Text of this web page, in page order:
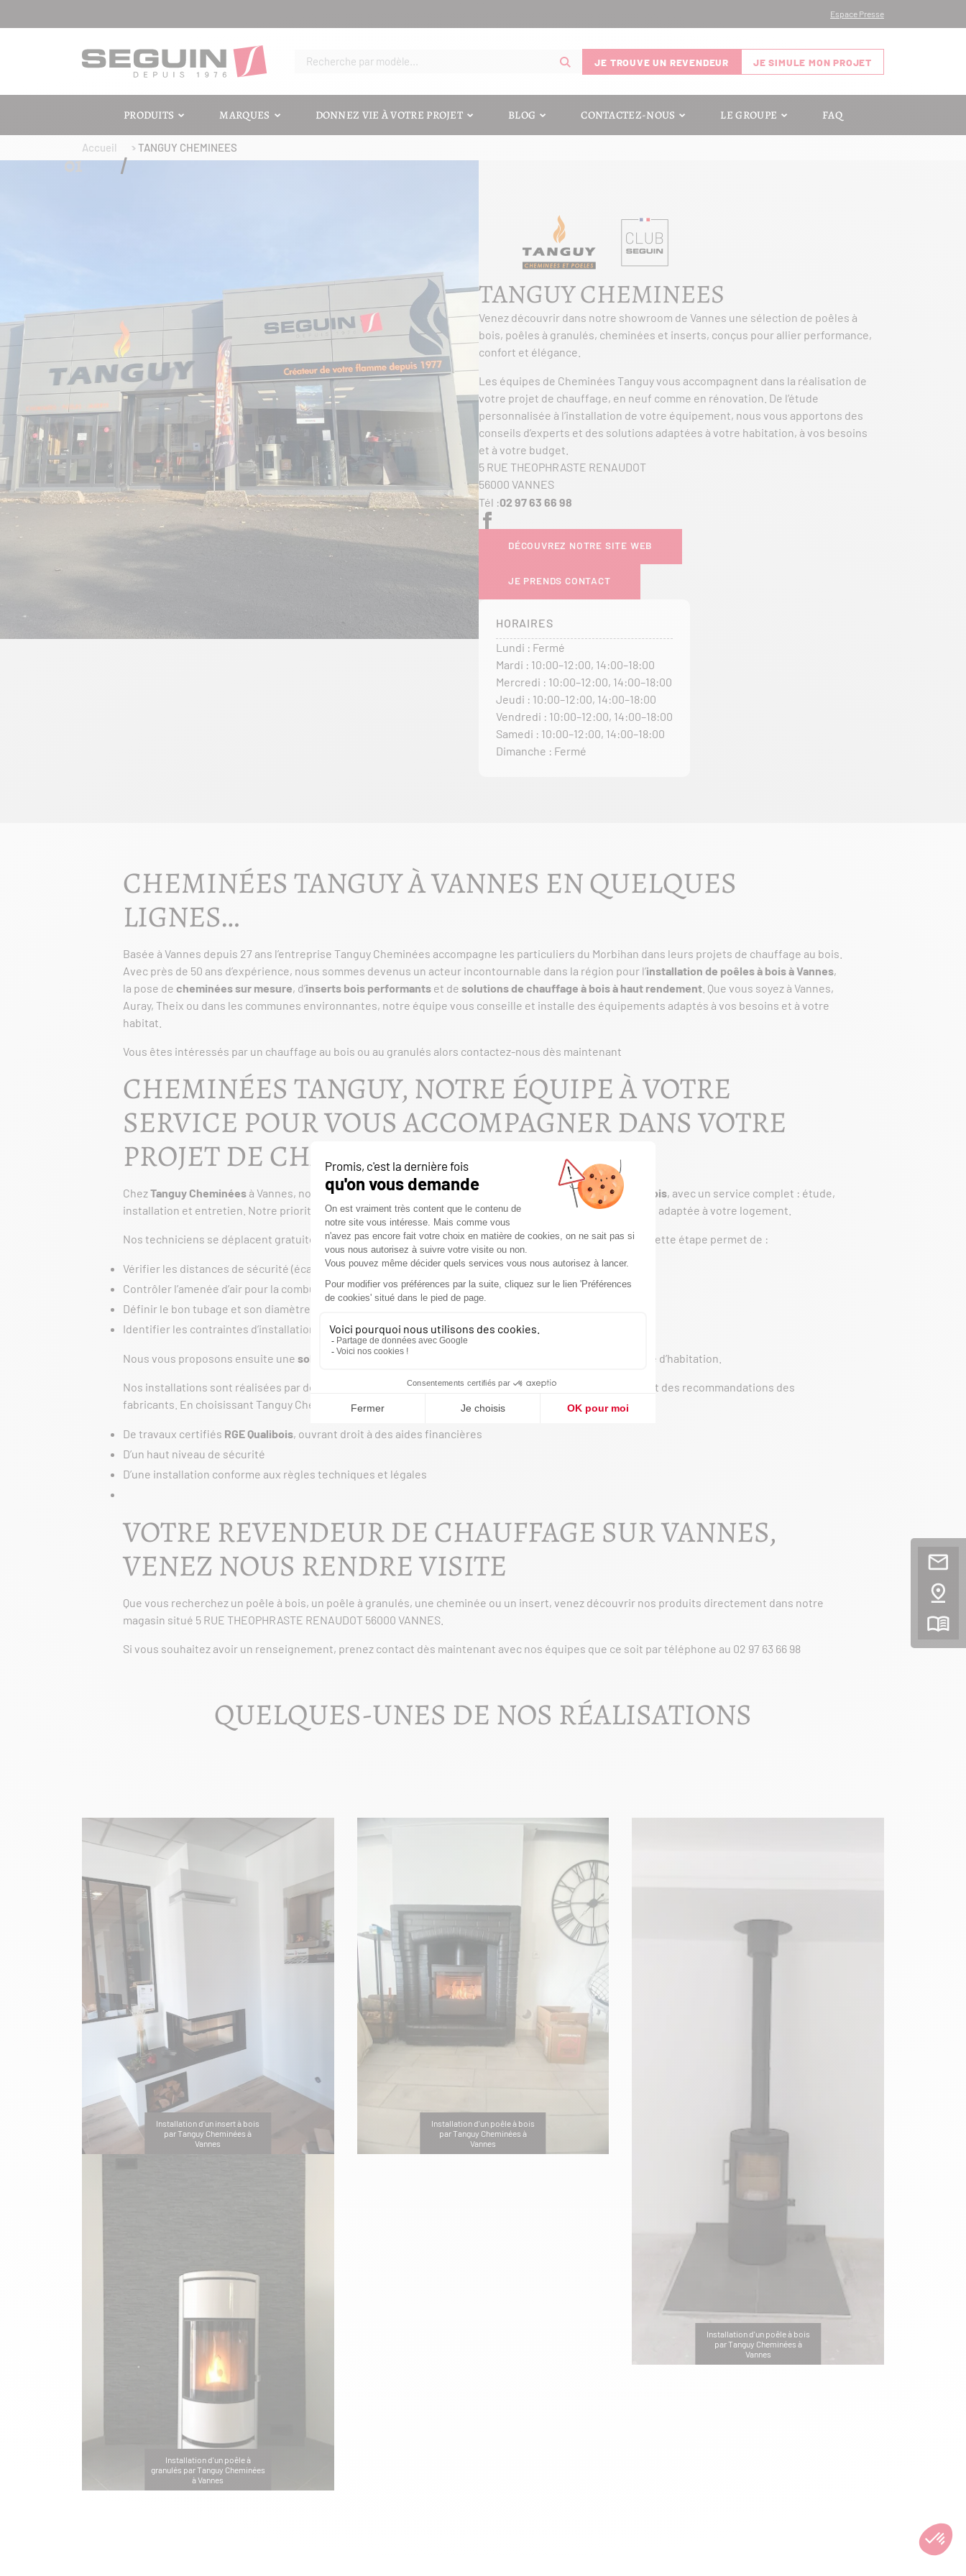
Espace Presse
JE TROUVE UN REVENDEUR JE SIMULE MON PROJET
PRODUITS MARQUES DONNEZ VIE À VOTRE PROJET BLOG CONTACTEZ-NOUS LE GROUPE FAQ
Accueil TANGUY CHEMINEES
TANGUY CHEMINEES
Venez découvrir dans notre showroom de Vannes une sélection de poêles à
bois, poêles à granulés, cheminées et inserts, conçus pour allier performance,
confort et élégance.
Les équipes de Cheminées Tanguy vous accompagnent dans la réalisation de
votre projet de chauffage, en neuf comme en rénovation. De l’étude
personnalisée à l’installation de votre équipement, nous vous apportons des
conseils d’experts et des solutions adaptées à votre habitation, à vos besoins
et à votre budget.
5 RUE THEOPHRASTE RENAUDOT
56000 VANNES
Tél :02 97 63 66 98
DÉCOUVREZ NOTRE SITE WEB
JE PRENDS CONTACT
HORAIRES
Lundi : Fermé
Mardi : 10:00–12:00, 14:00–18:00
Mercredi : 10:00–12:00, 14:00–18:00
Jeudi : 10:00–12:00, 14:00–18:00
Vendredi : 10:00–12:00, 14:00–18:00
Samedi : 10:00–12:00, 14:00–18:00
Dimanche : Fermé
CHEMINÉES TANGUY À VANNES EN QUELQUES
LIGNES…
Basée à Vannes depuis 27 ans l’entreprise Tanguy Cheminées accompagne les particuliers du Morbihan dans leurs projets de chauffage au bois.
Avec près de 50 ans d’expérience, nous sommes devenus un acteur incontournable dans la région pour l’installation de poêles à bois à Vannes,
la pose de cheminées sur mesure, d’inserts bois performants et de solutions de chauffage à bois à haut rendement . Que vous soyez à Vannes,
Auray, Theix ou dans les communes environnantes, notre équipe vous conseille et installe des équipements adaptés à vos besoins et à votre
habitat.
Vous êtes intéressés par un chauffage au bois ou au granulés alors contactez-nous dès maintenant
CHEMINÉES TANGUY, NOTRE ÉQUIPE À VOTRE
SERVICE POUR VOUS ACCOMPAGNER DANS VOTRE
PROJET DE CHAUFFAGE SUR VANNES
ChezTanguy Cheminées à Vannes, nous vous accompagnons de A à Z dans votre projet dechauffage au bois, avec un service complet : étude,
installation et entretien. Notre priorité : vous proposer une solution performante, durable et parfaitement adaptée à votre logement.
Nos techniciens se déplacent gratuitement chez vous pour réaliser unevisite technique personnalisée . Cette étape permet de :
Vérifier les distances de sécurité (écarts au feu)
Contrôler l’amenée d’air pour la combustion
Définir le bon tubage et son diamètre
Identifier les contraintes d’installation
Nous vous proposons ensuite une solution sur-mesure, adaptée à vos besoins, votre budget et votre type d’habitation.
Nos installations sont réalisées par des professionnels qualifiés, dans le respect desnormes en vigueur
et des recommandations des
fabricants. En choisissant Tanguy Cheminées, vous bénéficiez :
De travaux certifiés RGE Qualibois, ouvrant droit à des aides financières
D’un haut niveau de sécurité
D’une installation conforme aux règles techniques et légales
VOTRE REVENDEUR DE CHAUFFAGE SUR VANNES,
VENEZ NOUS RENDRE VISITE
Que vous recherchez un poêle à bois, un poêle à granulés, une cheminée ou un insert, venez découvrir nos produits directement dans notre
magasin situé 5 RUE THEOPHRASTE RENAUDOT 56000 VANNES.
Si vous souhaitez avoir un renseignement, prenez contact dès maintenant avec nos équipes que ce soit par téléphone au 02 97 63 66 98
QUELQUES-UNES DE NOS RÉALISATIONS
Installation d'un insert à bois
par Tanguy Cheminées à
Vannes
Installation d'un poêle à
granulés par Tanguy Cheminées
à Vannes
Installation d'un poêle à bois
par Tanguy Cheminées à
Vannes
Installation d'un poêle à bois
par Tanguy Cheminées à
Vannes